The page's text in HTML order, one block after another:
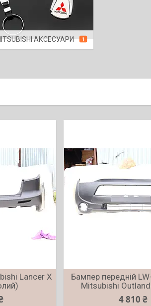
АКСЕСУАРИ 1
Lancer X
Бампер передній
Mitsubishi
4 810 ₴